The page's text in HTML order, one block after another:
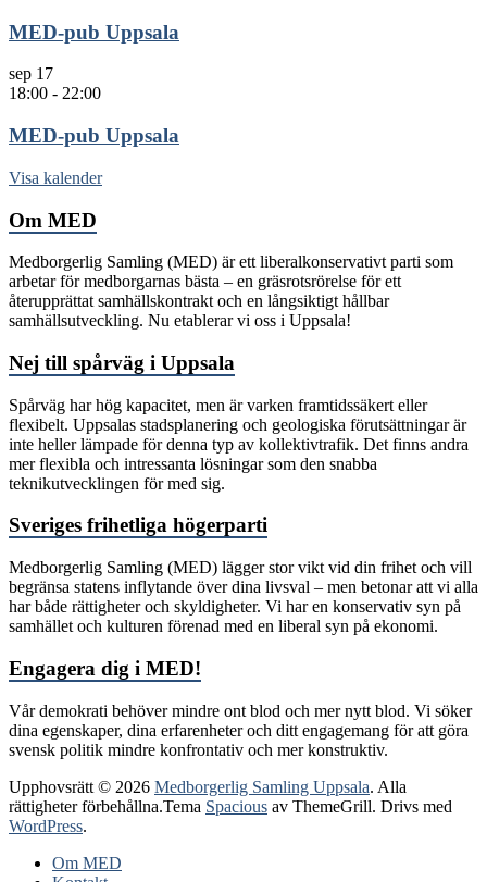
MED-pub Uppsala
sep 17
18:00 - 22:00
MED-pub Uppsala
Visa kalender
Om MED
Medborgerlig Samling (MED) är ett liberalkonservativt parti som
arbetar för medborgarnas bästa – en gräsrotsrörelse för ett
återupprättat samhällskontrakt och en långsiktigt hållbar
samhällsutveckling. Nu etablerar vi oss i Uppsala!
Nej till spårväg i Uppsala
Spårväg har hög kapacitet, men är varken framtidssäkert eller
flexibelt. Uppsalas stadsplanering och geologiska förutsättningar är
inte heller lämpade för denna typ av kollektivtrafik. Det finns andra
mer flexibla och intressanta lösningar som den snabba
teknikutvecklingen för med sig.
Sveriges frihetliga högerparti
Medborgerlig Samling (MED) lägger stor vikt vid din frihet och vill
begränsa statens inflytande över dina livsval – men betonar att vi alla
har både rättigheter och skyldigheter. Vi har en konservativ syn på
samhället och kulturen förenad med en liberal syn på ekonomi.
Engagera dig i MED!
Vår demokrati behöver mindre ont blod och mer nytt blod. Vi söker
dina egenskaper, dina erfarenheter och ditt engagemang för att göra
svensk politik mindre konfrontativ och mer konstruktiv.
Upphovsrätt © 2026 Medborgerlig Samling Uppsala. Alla
rättigheter förbehållna.Tema Spacious av ThemeGrill. Drivs med
WordPress.
Om MED